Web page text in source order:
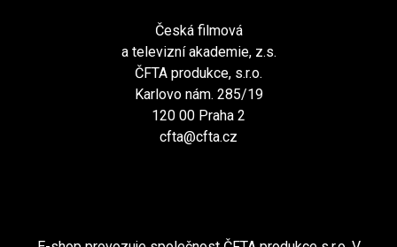
Česká filmová
a televizní akademie, z.s.
ČFTA produkce, s.r.o.
Karlovo nám. 285/19
120 00 Praha 2
cfta@cfta.cz